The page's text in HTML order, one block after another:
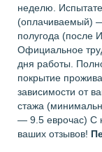
неделю.
(оплачиваемый)
полугода (после
Официальное
дня работы.
покрытие
зависимости от
стажа
— 9.5 еврочас) С
ваших отзывов!